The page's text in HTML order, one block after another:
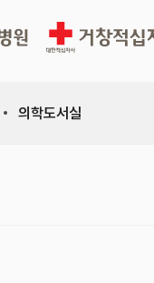
거창적십자병원
의학도서실